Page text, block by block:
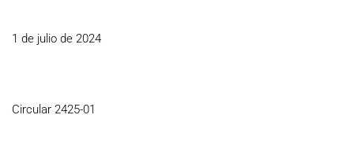
1 de julio de 2024
Circular 2425-01